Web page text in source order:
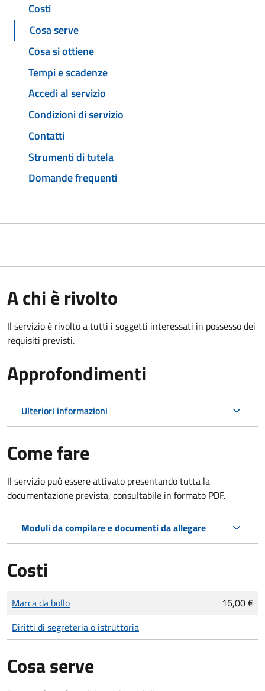
Costi
Cosa serve
Cosa si ottiene
Tempi e scadenze
Accedi al servizio
Condizioni di servizio
Contatti
Strumenti di tutela
Domande frequenti
A chi è rivolto
Il servizio è rivolto a tutti i soggetti interessati in possesso dei
requisiti previsti.
Approfondimenti
Ulteriori informazioni
Come fare
Il servizio può essere attivato presentando tutta la
documentazione prevista, consultabile in formato PDF.
Moduli da compilare e documenti da allegare
Costi
Tipo di pagamento
Importo
Marca da bollo
16,00 €
Diritti di segreteria o istruttoria
Cosa serve